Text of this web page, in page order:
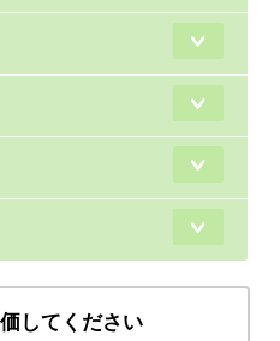
してください